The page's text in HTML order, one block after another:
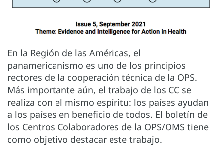
En la Región de las Américas, el
panamericanismo es uno de los principios
rectores de la cooperación técnica de la OPS.
Más importante aún, el trabajo de los CC se
realiza con el mismo espíritu: los países ayudan
a los países en beneficio de todos. El boletín de
los Centros Colaboradores de la OPS/OMS tiene
como objetivo destacar este trabajo.